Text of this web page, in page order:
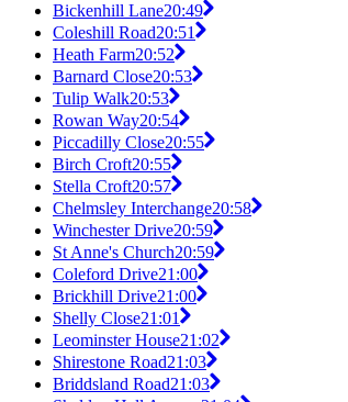
Bickenhill Lane20:49
Coleshill Road20:51
Heath Farm20:52
Barnard Close20:53
Tulip Walk20:53
Rowan Way20:54
Piccadilly Close20:55
Birch Croft20:55
Stella Croft20:57
Chelmsley Interchange20:58
Winchester Drive20:59
St Anne's Church20:59
Coleford Drive21:00
Brickhill Drive21:00
Shelly Close21:01
Leominster House21:02
Shirestone Road21:03
Briddsland Road21:03